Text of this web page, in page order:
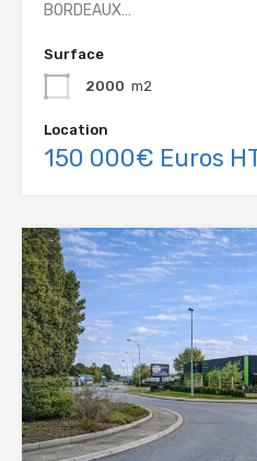
BORDEAUX…
Surface
2000 m2
Location
150 000€ Euros